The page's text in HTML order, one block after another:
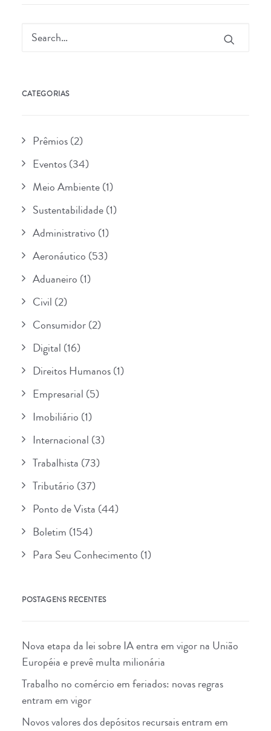
CATEGORIAS
Prêmios(2)
Eventos(34)
Meio Ambiente(1)
Sustentabilidade(1)
Administrativo (1)
Aeronáutico (53)
Aduaneiro (1)
Civil (2)
Consumidor(2)
Digital (16)
Direitos Humanos(1)
Empresarial (5)
Imobiliário (1)
Internacional (3)
Trabalhista (73)
Tributário (37)
Ponto de Vista (44)
Boletim (154)
Para Seu Conhecimento (1)
POSTAGENS RECENTES
Nova etapa da lei sobre IA entra em vigor na União
Européia e prevê multa milionária
Trabalho no comércio em feriados: novas regras
entram em vigor
Novos valores dos depósitos recursais entram em